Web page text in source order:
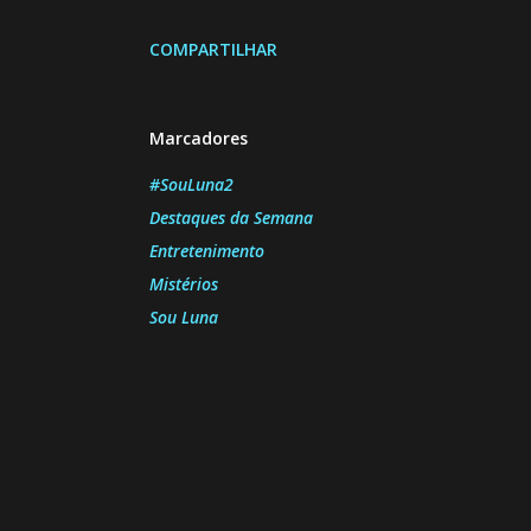
COMPARTILHAR
Marcadores
#SouLuna2
Destaques da Semana
Entretenimento
Mistérios
Sou Luna